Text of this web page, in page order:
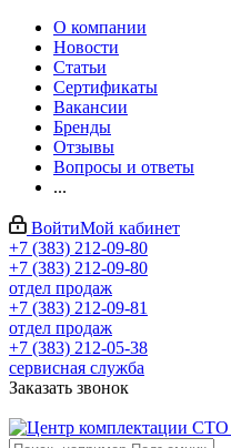
О компании
Новости
Статьи
Сертификаты
Вакансии
Бренды
Отзывы
Вопросы и ответы
...
ВойтиМой кабинет
+7 (383) 212-09-80
+7 (383) 212-09-80
отдел продаж
+7 (383) 212-09-81
отдел продаж
+7 (383) 212-05-38
сервисная служба
Заказать звонок